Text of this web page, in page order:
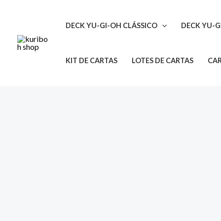
conteúdo
DECK YU-GI-OH CLÁSSICO DECK YU-
KIT DE CARTAS LOTES DE CARTAS